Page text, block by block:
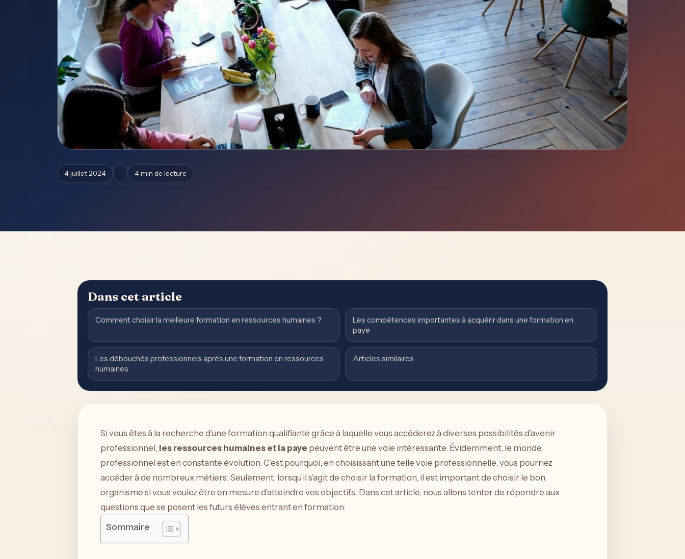
4 juillet 2024 4 min de lecture
Dans cet article
Comment choisir la meilleure formation en ressources humaines ?
Les compétences importantes à acquérir dans une formation en
paye
Les débouchés professionnels après une formation en ressources
humaines
Articles similaires
Si vous êtes à la recherche d’une formation qualifiante grâce à laquelle vous accéderez à diverses possibilités d’avenir
professionnel, les ressources humaines et la paye peuvent être une voie intéressante. Évidemment, le monde
professionnel est en constante évolution. C’est pourquoi, en choisissant une telle voie professionnelle, vous pourriez
accéder à de nombreux métiers. Seulement, lorsqu’il s’agit de choisir la formation, il est important de choisir le bon
organisme si vous voulez être en mesure d’atteindre vos objectifs. Dans cet article, nous allons tenter de répondre aux
questions que se posent les futurs élèves entrant en formation.
Sommaire